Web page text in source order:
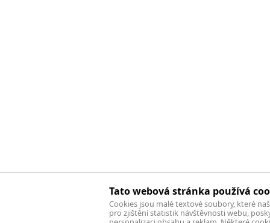
Tato webová stránka používá
Cookies jsou malé textové soubory, které
pro zjištění statistik návštěvnosti webu,